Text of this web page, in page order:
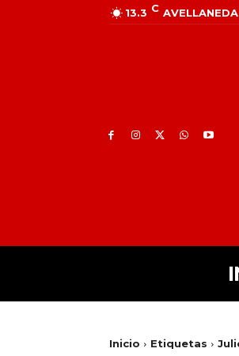
13.3 C AVELLANEDA
Inicio Etiquetas